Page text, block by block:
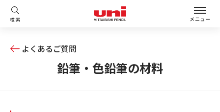
検索 メニュー
よくあるご質問
鉛筆・色鉛筆の材料